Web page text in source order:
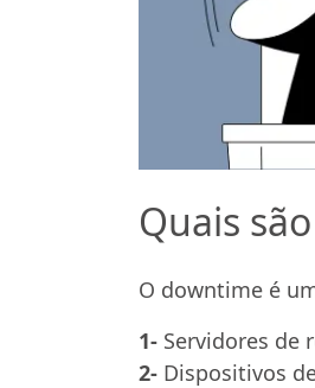
Quais
O downtime é
1- Servidores de
2- Dispositivos